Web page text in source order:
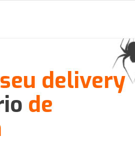
seu delivery
de